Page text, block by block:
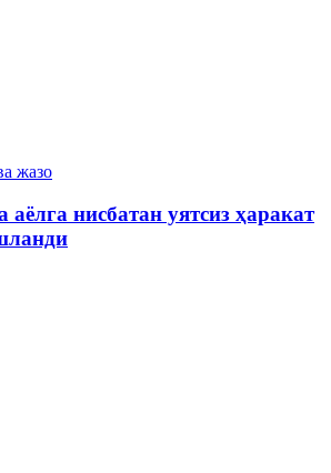
жазо
аёлга нисбатан уятсиз ҳаракат